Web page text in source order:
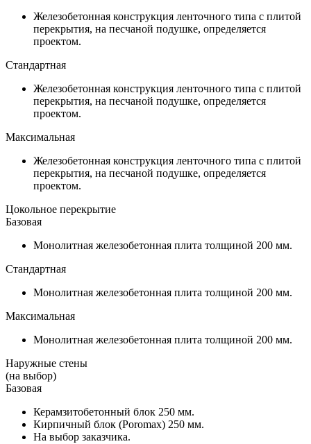
Железобетонная конструкция ленточного типа с плитой
перекрытия, на песчаной подушке, определяется
проектом.
Стандартная
Железобетонная конструкция ленточного типа с плитой
перекрытия, на песчаной подушке, определяется
проектом.
Максимальная
Железобетонная конструкция ленточного типа с плитой
перекрытия, на песчаной подушке, определяется
проектом.
Цокольное перекрытие
Базовая
Монолитная железобетонная плита толщиной 200 мм.
Стандартная
Монолитная железобетонная плита толщиной 200 мм.
Максимальная
Монолитная железобетонная плита толщиной 200 мм.
Наружные стены
(на выбор)
Базовая
Керамзитобетонный блок 250 мм.
Кирпичный блок (Poromax) 250 мм.
На выбор заказчика.